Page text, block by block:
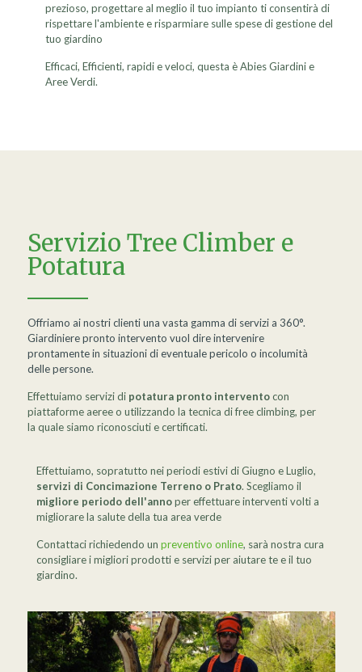
prezioso, progettare al meglio il tuo impianto ti consentirà di
rispettare l'ambiente e risparmiare sulle spese di gestione del
tuo giardino
Efficaci, Efficienti, rapidi e veloci, questa è Abies Giardini e
Aree Verdi.
Servizio Tree Climber e
Potatura
Offriamo ai nostri clienti una vasta gamma di servizi a 360°.
Giardiniere pronto intervento vuol dire intervenire
prontamente in situazioni di eventuale pericolo o incolumità
delle persone.
Effettuiamo servizi di potatura pronto interventocon
piattaforme aeree o utilizzando la tecnica di free climbing, per
la quale siamo riconosciuti e certificati.
Effettuiamo, sopratutto nei periodi estivi di Giugno e Luglio,
servizi di Concimazione Terreno o Prato. Scegliamo il
migliore periodo dell'annoper effettuare interventi volti a
migliorare la salute della tua area verde
Contattaci richiedendo un preventivo online, sarà nostra cura
consigliare i migliori prodotti e servizi per aiutare te e il tuo
giardino.